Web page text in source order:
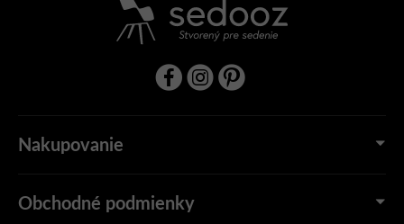
Nakupovanie
Obchodné podmienky